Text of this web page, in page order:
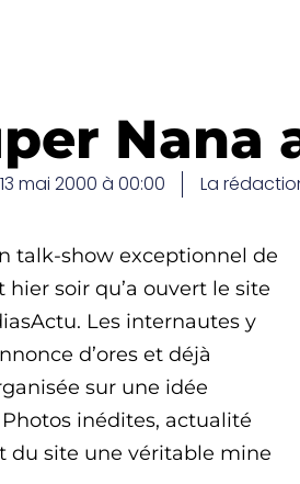
Nana
13 mai 2000 à 00:00 La
talk-show exceptionnel de
soir qu’a ouvert le site
Les internautes y
d’ores et déjà
sur une idée
inédites, actualité
du site une véritable mine